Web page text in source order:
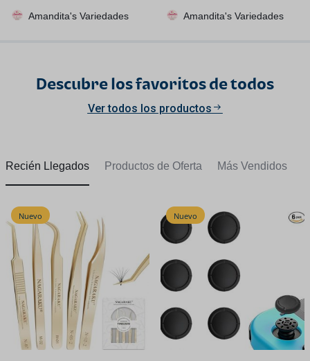
Amandita's Variedades Amandita's Variedades
Descubre los favoritos de todos
Ver todos los productos
Recién Llegados Productos de Oferta Más Vendidos
Nuevo Nuevo